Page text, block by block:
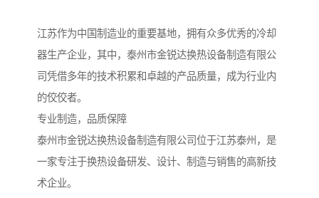
江苏作为中国制造业的重要基地，拥有众多优秀的冷却
器生产企业，其中，泰州市金锐达换热设备制造有限公
司凭借多年的技术积累和卓越的产品质量，成为行业内
的佼佼者。
专业制造，品质保障
泰州市金锐达换热设备制造有限公司位于江苏泰州，是
一家专注于换热设备研发、设计、制造与销售的高新技
术企业。